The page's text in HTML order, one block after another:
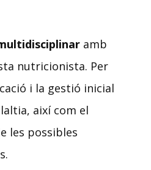
amb
nutricionista. Per
i la gestió inicial
així com el
les possibles